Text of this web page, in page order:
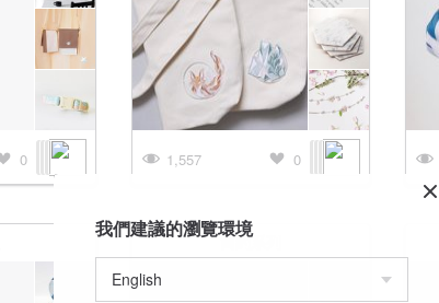
0 1,557 0
簡約系列
我們建議的瀏覽環境